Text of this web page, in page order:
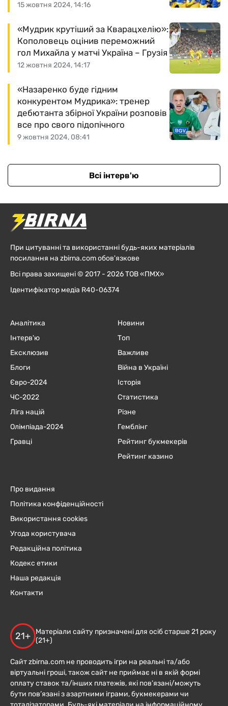
15 жовтня 2024, 14:16
12 жовтня 2024, 14:17
«Мудрик крутіший за Кварацхелію»:
Кополовець оцінив переможний
гол Михайла у матчі Україна – Грузія
9 жовтня 2024, 08:41
«Назаренко буде гідним
конкурентом Мудрика»: тренер
дебютанта збірної України розповів
все про свого підопічного
Всі інтерв'ю
При цитуванні та використанні будь-яких матеріалів
посилання на zbirna.com обов'язкове
Всі права захищені © 2017 - 2026 ТОВ «ПМХ»
Ідентифікатор медіа R40-06374
Аналітика
Інтерв'ю
Ексклюзив
Блоги
Євро-2024
ЧC-2022
Ліга націй
Олімпіада-2024
Гравці
Новини
Топ
Важливе
Війна в Україні
Історія
Статистика
Різне
Гемблінг
Рейтинг букмекерів
Рейтинг казино
Про видання
Політика конфіденційності
Використання cookies
Угода користувача
Редакційна політика
Кодекс етики
Наша редакція
Контакти
21+
Матеріали сайту призначені для осіб старше 21 року
(21+)
Сайт zbirna.com не проводить ігри на реальні та/або
віртуальні гроші, також сайт не приймає ні в якій формі
оплату ставок та/інших платежів, які пов’язані/можуть
бути пов’язані з азартними іграми, букмекерами чи